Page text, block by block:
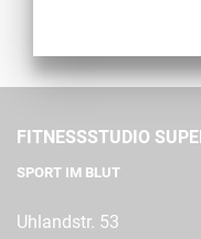
FITNESSSTUDIO
SPORT IM BLUT
Uhlandstr. 53